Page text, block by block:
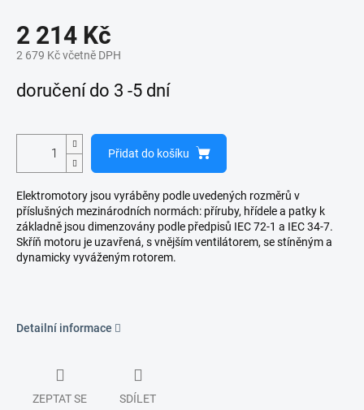
2 214 Kč
2 679 Kč včetně DPH
cena:
doručení do 3 -5 dní
Přidat do košíku
Elektromotory jsou vyráběny podle uvedených rozměrů v
příslušných mezinárodních normách: příruby, hřídele a patky k
základně jsou dimenzovány podle předpisů IEC 72-1 a IEC 34-7.
Skříň motoru je uzavřená, s vnějším ventilátorem, se stíněným a
dynamicky vyváženým rotorem.
Detailní informace
ZEPTAT SE SDÍLET